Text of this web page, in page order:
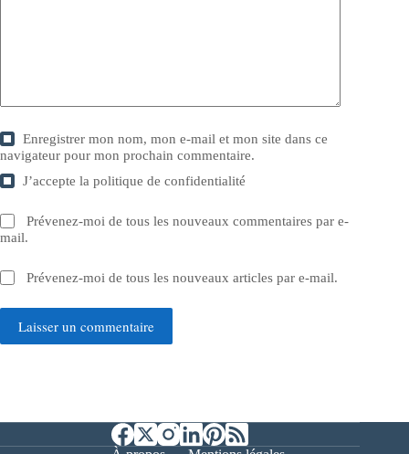
Enregistrer mon nom, mon e-mail et mon site dans ce
navigateur pour mon prochain commentaire.
J’accepte lapolitique de confidentialité
Prévenez-moi de tous les nouveaux commentaires par e-
mail.
Prévenez-moi de tous les nouveaux articles par e-mail.
Laisser un commentaire